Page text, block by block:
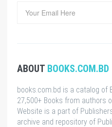
ABOUT BOOKS.COM.BD
books.com.bd is a catalog of
27,500+ Books from authors
Website is a part of
archive and repository of